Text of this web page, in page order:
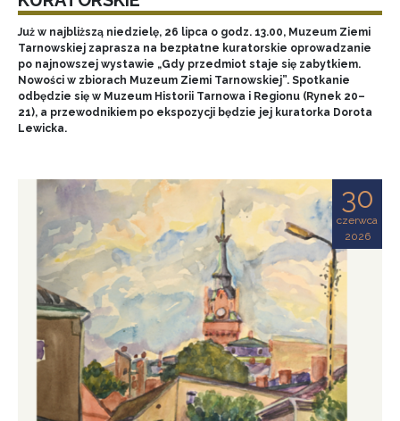
Już w najbliższą niedzielę, 26 lipca o godz. 13.00, Muzeum Ziemi
Tarnowskiej zaprasza na bezpłatne kuratorskie oprowadzanie
po najnowszej wystawie „Gdy przedmiot staje się zabytkiem.
Nowości w zbiorach Muzeum Ziemi Tarnowskiej”. Spotkanie
odbędzie się w Muzeum Historii Tarnowa i Regionu (Rynek 20–
21), a przewodnikiem po ekspozycji będzie jej kuratorka Dorota
Lewicka.
30
czerwca
2026